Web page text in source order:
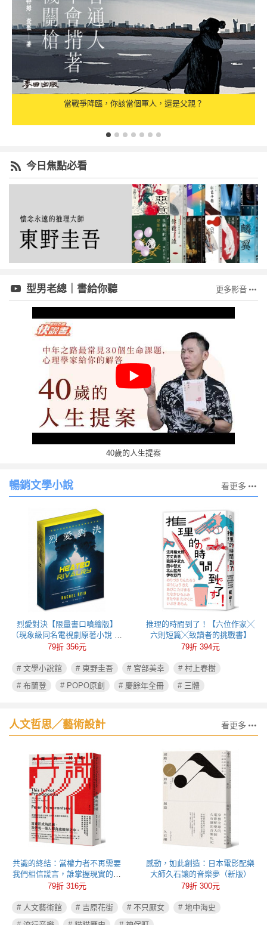
當戰爭降臨，你該當個軍人，還是父親？
今日焦點必看
型男老總｜書給你聽 更多影音
40歲的人生提案
暢銷文學小說 看更多
烈愛對決【限量書口噴繪版】
（現象級同名電視劇原著小說 全
球冰球羅曼史狂潮代表作）
79折 356元
推理的時間到了！【六位作家╳
六則短篇╳致讀者的挑戰書】
79折 394元
# 文學小說館 # 東野圭吾 # 宮部美幸
# 村上春樹
# 布蘭登
# POPO原創 # 慶餘年全冊 # 三體
人文哲思╱藝術設計 看更多
共識的終結：當權力者不再需要
我們相信謊言，誰掌握現實的定
義權，誰就能操控政治
79折 316元
感動，如此創造：日本電影配樂
大師久石讓的音樂夢（新版）
79折 300元
# 人文藝術館 # 吉原花街 # 不只厭女
# 地中海史